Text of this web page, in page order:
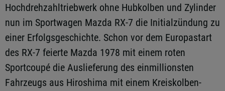
Hochdrehzahltriebwerk ohne Hubkolben und Zylinder
nun im Sportwagen Mazda RX-7 die Initialzündung zu
einer Erfolgsgeschichte. Schon vor dem Europastart
des RX-7 feierte Mazda 1978 mit einem roten
Sportcoupé die Auslieferung des einmillionsten
Fahrzeugs aus Hiroshima mit einem Kreiskolben-